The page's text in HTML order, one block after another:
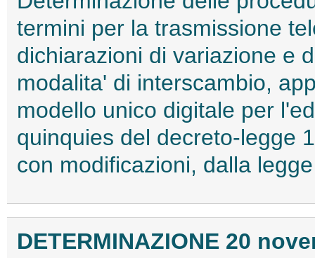
termini per la trasmissione
dichiarazioni di variazione e
modalita' di interscambio,
modello unico digitale per
quinquies del decreto-legge
con modificazioni, dalla
DETERMINAZIONE 20